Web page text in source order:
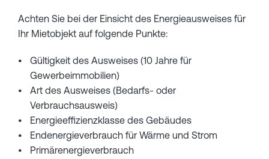
Achten Sie bei der Einsicht des Energieausweises für
Ihr Mietobjekt auf folgende Punkte:
Gültigkeit des Ausweises (10 Jahre für
Gewerbeimmobilien)
Art des Ausweises (Bedarfs- oder
Verbrauchsausweis)
Energieeffizienzklasse des Gebäudes
Endenergieverbrauch für Wärme und Strom
Primärenergieverbrauch